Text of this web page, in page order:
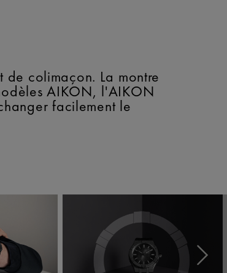
colimaçon. La montre
AIKON, l'AIKON
facilement le